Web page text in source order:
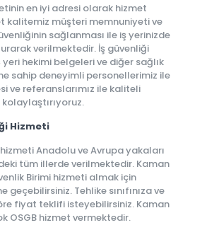
en iyi adresi olarak hizmet
kalitemiz müşteri memnuniyeti ve
sağlanması ile iş yerinizde
verilmektedir. İş güvenliği
yeri hekimi belgeleri ve diğer sağlık
sahip deneyimli personellerimiz ile
ve referanslarımız ile kaliteli
Hizmeti
Anadolu ve Avrupa yakaları
tüm illerde verilmektedir. Kaman
Birimi hizmeti almak için
geçebilirsiniz. Tehlike sınıfınıza ve
fiyat teklifi isteyebilirsiniz. Kaman
OSGB hizmet vermektedir.